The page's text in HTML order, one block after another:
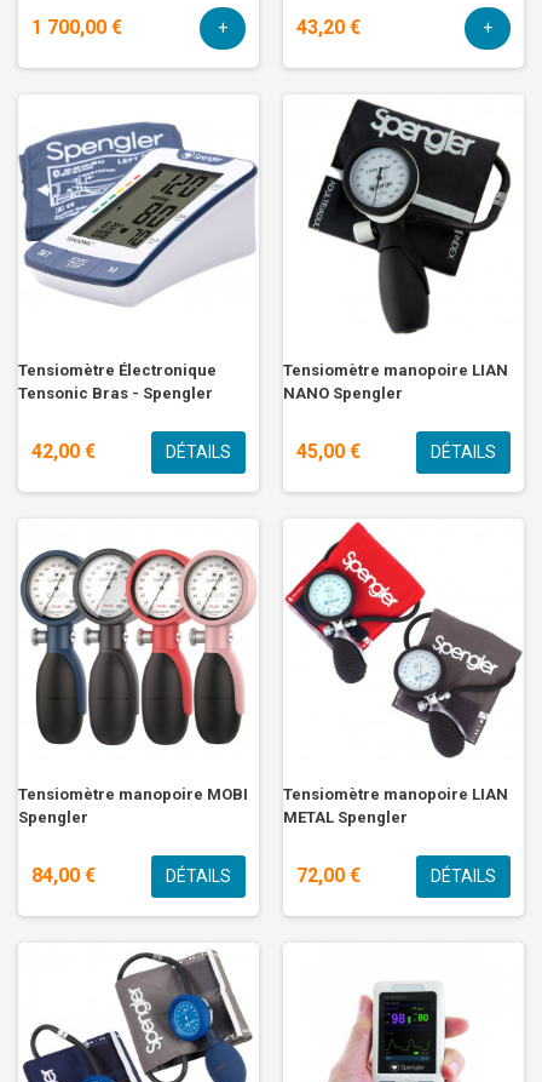
1 700,00 € + 43,20 € +
Tensiomètre Électronique
Tensonic Bras - Spengler
42,00 € DÉTAILS
Tensiomètre manopoire LIAN
NANO Spengler
45,00 € DÉTAILS
Tensiomètre manopoire MOBI
Spengler
84,00 € DÉTAILS
Tensiomètre manopoire LIAN
METAL Spengler
72,00 € DÉTAILS